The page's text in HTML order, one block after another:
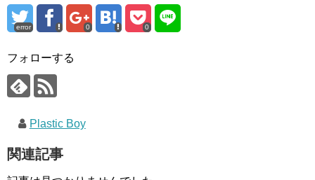
error 0 0
フォローする
Plastic Boy
関連記事